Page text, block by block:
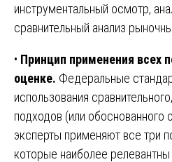
инструментальный осмотр,
сравнительный анализ
• Принцип применения всех
оценке. Федеральные
использования
подходов (или обоснованного
эксперты применяют все три
которые наиболее